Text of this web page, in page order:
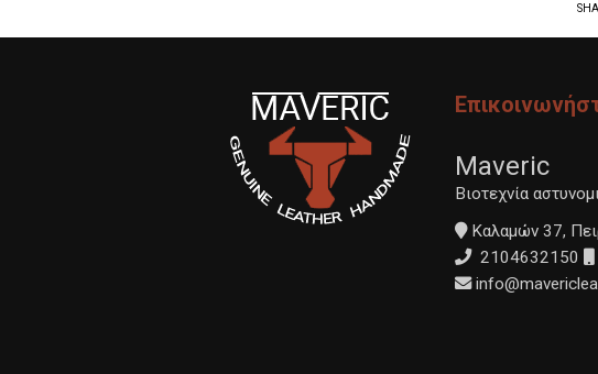
Maveric
Βιοτεχνία
Καλαμών 37,
2104632150